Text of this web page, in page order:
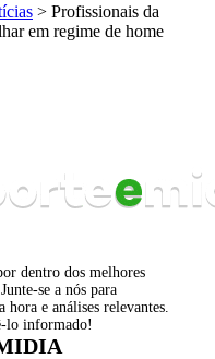
> Profissionais da
em regime de home
dentro dos melhores
se a nós para
e análises relevantes.
lo informado!